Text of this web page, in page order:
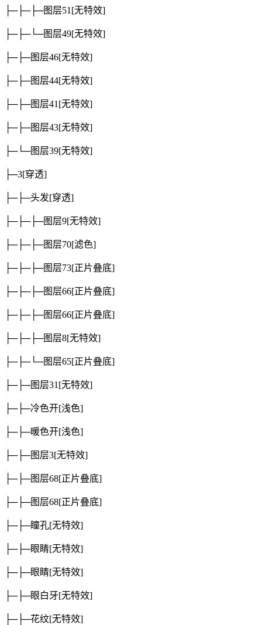
├─├─├─图层51 [无特效]
├─├─└─图层49[无特效]
├─├─图层46[无特效]
├─├─图层44[无特效]
├─├─图层41 [无特效]
├─├─图层43[无特效]
├─└─图层39[无特效]
├─3[穿透]
├─├─头发[穿透]
├─├─├─图层9[无特效]
├─├─├─图层70[滤色]
├─├─├─图层73[正片叠底]
├─├─├─图层66[正片叠底]
├─├─├─图层66[正片叠底]
├─├─├─图层8[无特效]
├─├─└─图层65[正片叠底]
├─├─图层31 [无特效]
├─├─冷色开[浅色]
├─├─暖色开[浅色]
├─├─图层3[无特效]
├─├─图层68[正片叠底]
├─├─图层68[正片叠底]
├─├─瞳孔[无特效]
├─├─眼睛[无特效]
├─├─眼睛[无特效]
├─├─眼白牙[无特效]
├─├─花纹[无特效]